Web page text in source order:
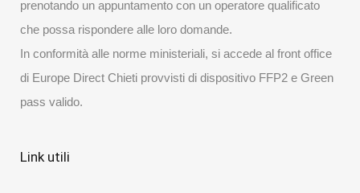
prenotando un appuntamento con un operatore qualificato
che possa rispondere alle loro domande.
In conformità alle norme ministeriali, si accede al front office
di Europe Direct Chieti provvisti di dispositivo FFP2 e Green
pass valido.
Link utili